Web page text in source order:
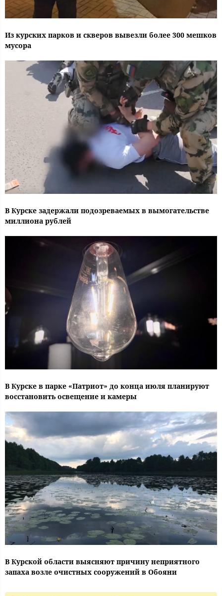
Из курских парков и скверов вывезли более 300 мешков
мусора
В Курске задержали подозреваемых в вымогательстве
миллиона рублей
В Курске в парке «Патриот» до конца июля планируют
восстановить освещение и камеры
В Курской области выясняют причину неприятного
запаха возле очистных сооружений в Обояни